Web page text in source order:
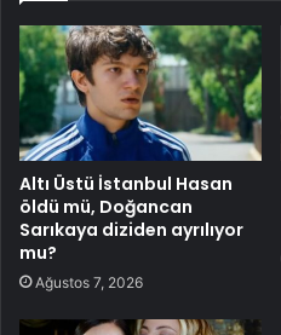
Altı Üstü İstanbul Hasan
öldü mü, Doğancan
Sarıkaya diziden ayrılıyor
mu?
Ağustos 7, 2026